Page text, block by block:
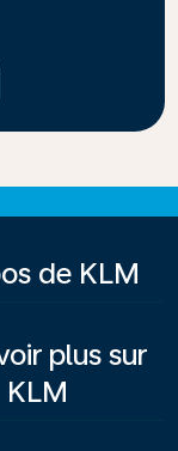
de KLM
plus sur
KLM